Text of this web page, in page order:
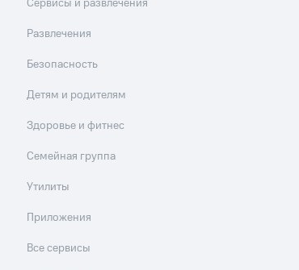
Сервисы и развлечения
Развлечения
Безопасность
Детям и родителям
Здоровье и фитнес
Семейная группа
Утилиты
Приложения
Все сервисы